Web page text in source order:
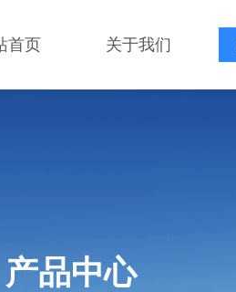
首页 关于我们
产品中心